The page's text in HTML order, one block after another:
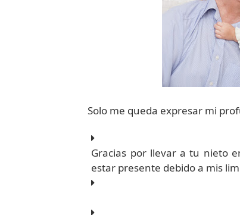
Solo me queda expresar mi
Gracias por llevar a tu nieto
estar presente debido a mis